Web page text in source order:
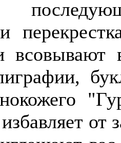
всовывают
от